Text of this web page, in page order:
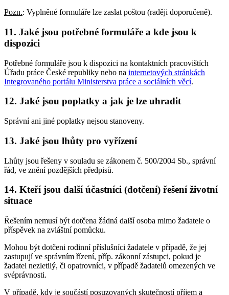
Pozn.: Vyplněné formuláře lze zaslat poštou (raději doporučeně).
11. Jaké jsou potřebné formuláře a kde jsou k
dispozici
Potřebné formuláře jsou k dispozici na kontaktních pracovištích
Úřadu práce České republiky nebo na internetových stránkách
Integrovaného portálu Ministerstva práce a sociálních věcí.
12. Jaké jsou poplatky a jak je lze uhradit
Správní ani jiné poplatky nejsou stanoveny.
13. Jaké jsou lhůty pro vyřízení
Lhůty jsou řešeny v souladu se zákonem č. 500/2004 Sb., správní
řád, ve znění pozdějších předpisů.
14. Kteří jsou další účastníci (dotčení) řešení životní
situace
Řešením nemusí být dotčena žádná další osoba mimo žadatele o
příspěvek na zvláštní pomůcku.
Mohou být dotčeni rodinní příslušníci žadatele v případě, že jej
zastupují ve správním řízení, příp. zákonní zástupci, pokud je
žadatel nezletilý, či opatrovníci, v případě žadatelů omezených ve
svéprávnosti.
V případě, kdy je součástí posuzovaných skutečností příjem a